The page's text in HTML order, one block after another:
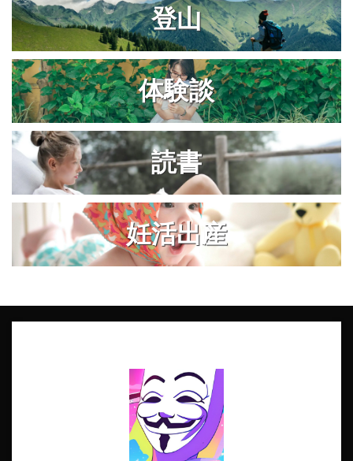
登山
体験談
読書
妊活出産